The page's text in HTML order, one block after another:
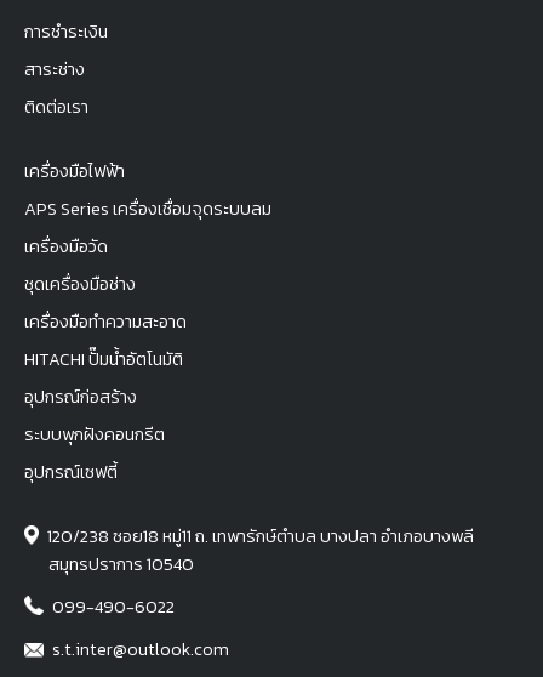
การชำระเงิน
สาระช่าง
ติดต่อเรา
เครื่องมือไฟฟ้า
APS Series เครื่องเชื่อมจุดระบบลม
เครื่องมือวัด
ชุดเครื่องมือช่าง
เครื่องมือทำความสะอาด
HITACHI ปั๊มน้ำอัตโนมัติ
อุปกรณ์ก่อสร้าง
ระบบพุกฝังคอนกรีต
อุปกรณ์เซฟตี้
120/238 ซอย18 หมู่11 ถ. เทพารักษ์ตำบล บางปลา อำเภอบางพลี
สมุทรปราการ 10540
099-490-6022
s.t.inter@outlook.com